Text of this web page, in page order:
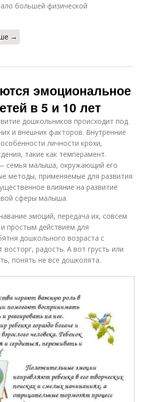
большей физической
→
эмоциональное
в 5 и 10 лет
дошкольников происходит под
и внешних факторов. Внутренние
личности крохи,
такие как темперамент.
семья малыша, окружающий его
методы, применяемые для развития
влияние на развитие
сферы малыша.
эмоций, передача их, совсем
простым действием для
дошкольного возраста с
восторг, радость. А вот грусть или
понять не все дошколята.